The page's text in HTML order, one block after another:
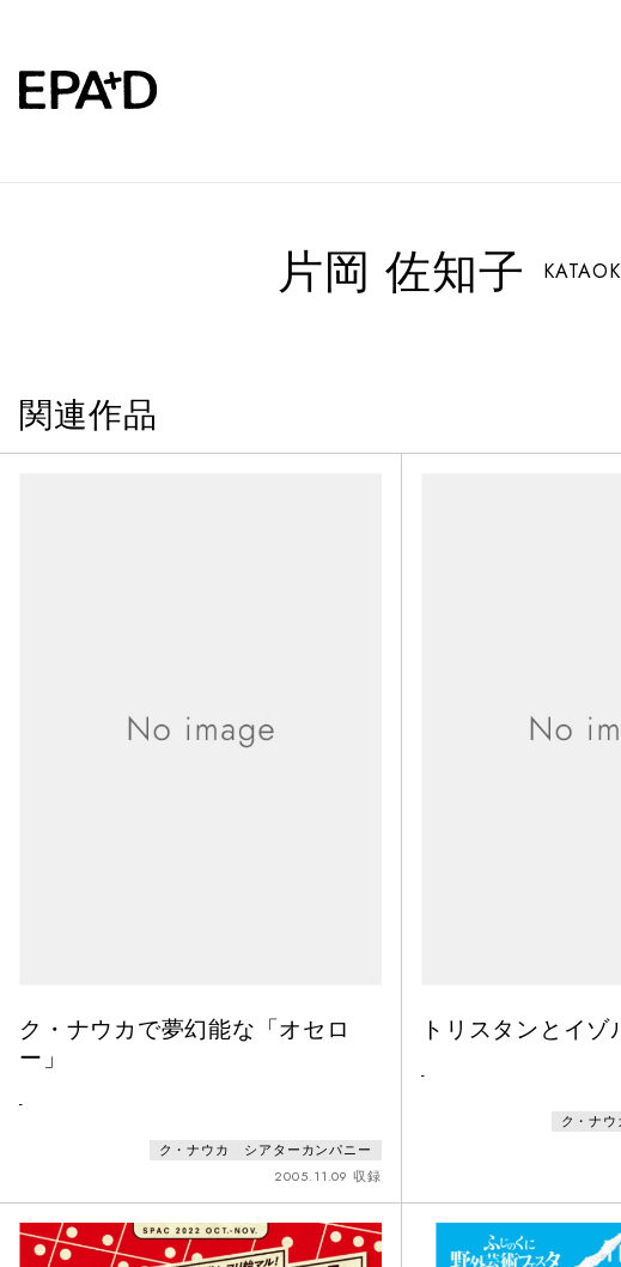
片岡 佐知子
関連作品
ク・ナウカで夢幻能な「オセロ
ー」
-
ク・ナウカ シアターカンパニー
2005.11.09 収録
トリスタンとイゾ
-
ク・ナ